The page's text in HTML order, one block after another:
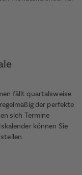
fällt quartalsweise
der perfekte
sich Termine
können Sie